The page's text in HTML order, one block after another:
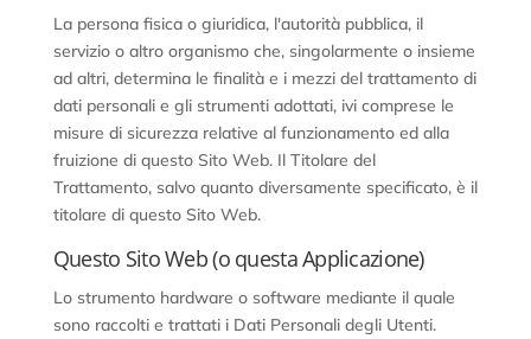
La persona fisica o giuridica, l'autorità pubblica, il
servizio o altro organismo che, singolarmente o insieme
ad altri, determina le finalità e i mezzi del trattamento di
dati personali e gli strumenti adottati, ivi comprese le
misure di sicurezza relative al funzionamento ed alla
fruizione di questo Sito Web. Il Titolare del
Trattamento, salvo quanto diversamente specificato, è il
titolare di questo Sito Web.
Questo Sito Web (o questa Applicazione)
Lo strumento hardware o software mediante il quale
sono raccolti e trattati i Dati Personali degli Utenti.